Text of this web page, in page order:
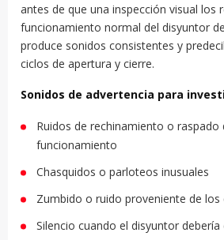
antes de que una inspección visual los
funcionamiento normal del disyuntor
produce sonidos consistentes y
ciclos de apertura y cierre.
Sonidos de advertencia para
Ruidos de rechinamiento o raspado
funcionamiento
Chasquidos o parloteos inusuales
Zumbido o ruido proveniente de
Silencio cuando el disyuntor